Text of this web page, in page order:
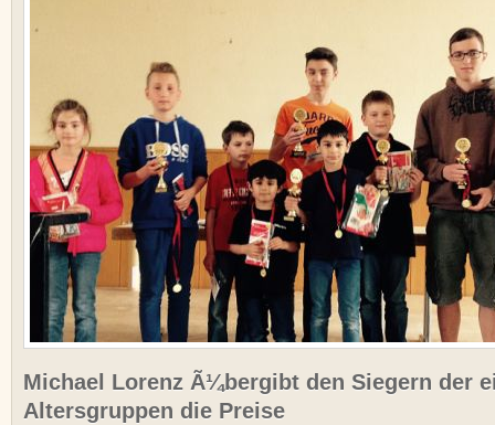
Michael Lorenz Ã¼bergibt den Siegern der
Altersgruppen die Preise